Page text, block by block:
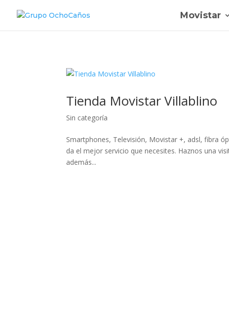
Movistar
Tienda Movistar Villablino
Sin categoría
Smartphones, Televisión, Movistar +, adsl, fibra
da el mejor servicio que necesites. Haznos una
además...